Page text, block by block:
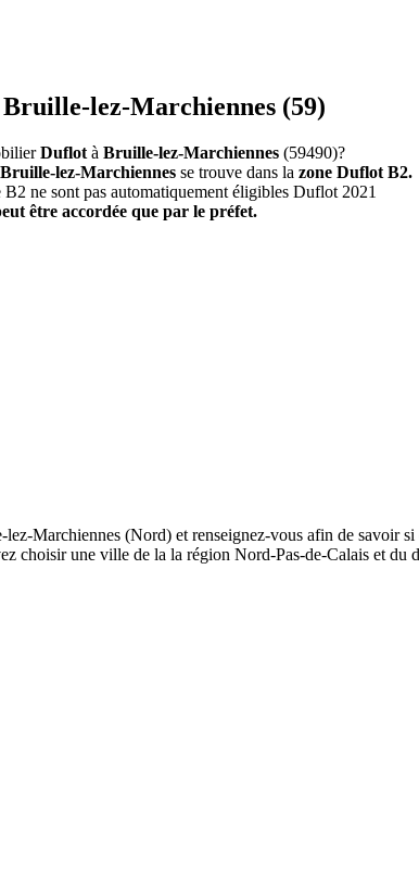
lez-Marchiennes (59)
Duflot à Bruille-lez-Marchiennes (59490)?
Bruille-lez-Marchiennes se trouve dans la zone Duflot B2.
ne sont pas automatiquement éligibles Duflot 2021
être accordée que par le préfet.
Marchiennes (Nord) et renseignez-vous afin de savoir
choisir une ville de la la région Nord-Pas-de-Calais et